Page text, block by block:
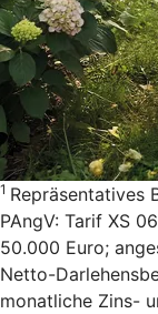
1 Repräsentatives
PAngV: Tarif XS
50.000 Euro;
Netto-
monatliche Zins-